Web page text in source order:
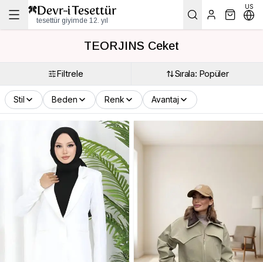
tesettür giyimde 12. yıl
US
TEORJINS Ceket
Filtrele Sırala: Popüler
Stil Beden Renk Avantaj